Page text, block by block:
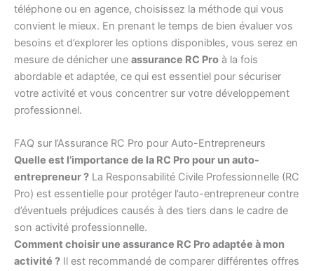
téléphone ou en agence, choisissez la méthode qui vous
convient le mieux. En prenant le temps de bien évaluer vos
besoins et d’explorer les options disponibles, vous serez en
mesure de dénicher une assurance RC Pro à la fois
abordable et adaptée, ce qui est essentiel pour sécuriser
votre activité et vous concentrer sur votre développement
professionnel.
FAQ sur l’Assurance RC Pro pour Auto-Entrepreneurs
Quelle est l’importance de la RC Pro pour un auto-
entrepreneur ? La Responsabilité Civile Professionnelle (RC
Pro) est essentielle pour protéger l’auto-entrepreneur contre
d’éventuels préjudices causés à des tiers dans le cadre de
son activité professionnelle.
Comment choisir une assurance RC Pro adaptée à mon
activité ? Il est recommandé de comparer différentes offres